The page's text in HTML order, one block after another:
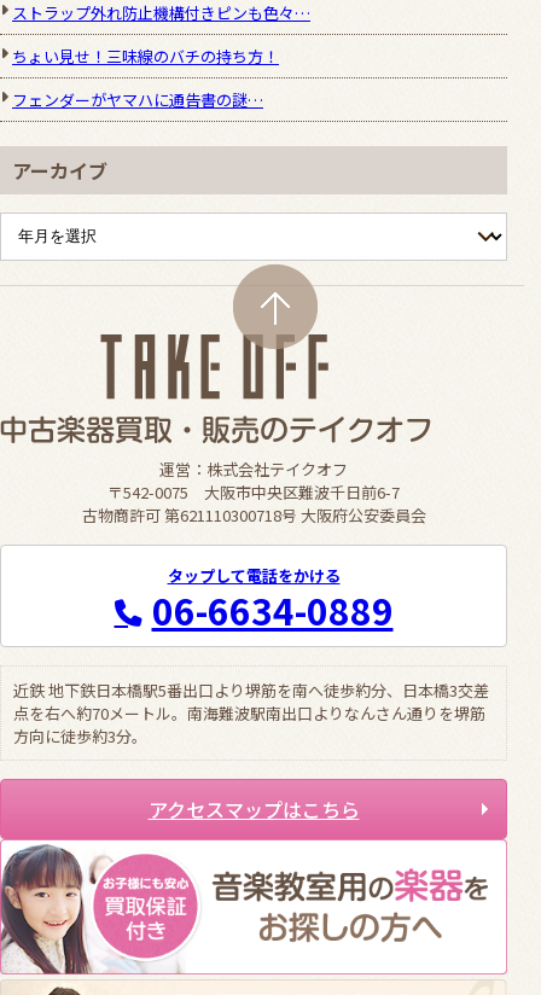
ストラップ外れ防止機構付きピンも色々…
ちょい見せ！三味線のバチの持ち方！
フェンダーがヤマハに通告書の謎…
アーカイブ
運営：株式会社テイクオフ
〒542-0075 大阪市中央区難波千日前6-7
古物商許可 第621110300718号 大阪府公安委員会
タップして電話をかける
06-6634-0889
近鉄 地下鉄日本橋駅5番出口より堺筋を南へ徒歩約分、日本橋3交差
点を右へ約70メートル。南海難波駅南出口よりなんさん通りを堺筋
方向に徒歩約3分。
アクセスマップはこちら